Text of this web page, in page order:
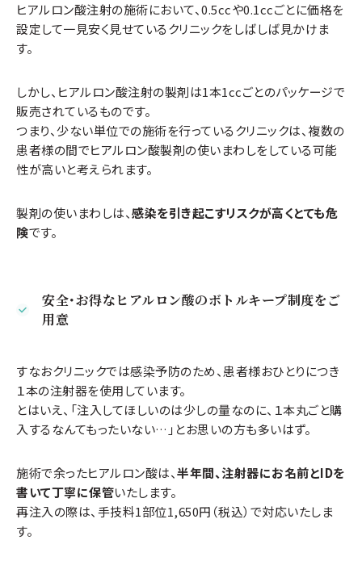
ヒアルロン酸注射の施術において、0.5ccや0.1ccごとに価格を
設定して一見安く見せているクリニックをしばしば見かけま
す。
しかし、ヒアルロン酸注射の製剤は1本1ccごとのパッケージで
販売されているものです。
つまり、少ない単位での施術を行っているクリニックは、複数の
患者様の間でヒアルロン酸製剤の使いまわしをしている可能
性が高いと考えられます。
製剤の使いまわしは、感染を引き起こすリスクが高くとても危
険です。
安全･お得なヒアルロン酸のボトルキープ制度をご
用意
すなおクリニックでは感染予防のため、患者様おひとりにつき
１本の注射器を使用しています。
とはいえ、「注入してほしいのは少しの量なのに、１本丸ごと購
入するなんてもったいない…」とお思いの方も多いはず。
施術で余ったヒアルロン酸は、半年間、注射器にお名前とIDを
書いて丁寧に保管いたします。
再注入の際は、手技料1部位1,650円（税込）で対応いたしま
す。